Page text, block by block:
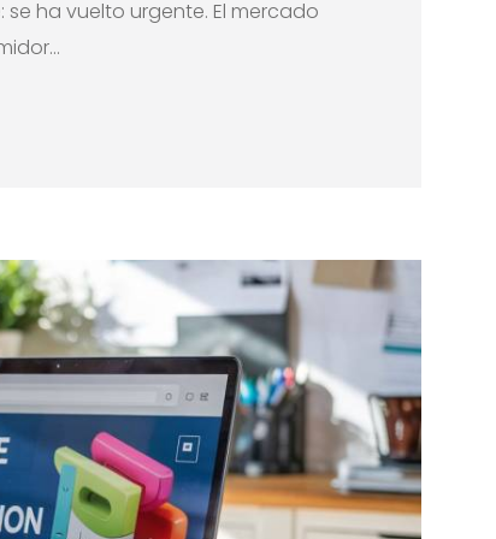
ha vuelto urgente. El mercado